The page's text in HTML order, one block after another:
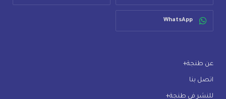
WhatsApp
عن طنجة+
اتصل بنا
للنشر في طنجة+